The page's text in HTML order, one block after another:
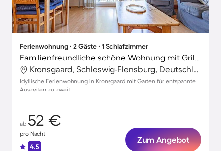
Ferienwohnung ∙ 2 Gäste ∙ 1 Schlafzimmer
Familienfreundliche schöne Wohnung mit Grill, Garten und Terrasse
Kronsgaard, Schleswig-Flensburg, Deutschland
Idyllische Ferienwohnung in Kronsgaard mit Garten für entspannte
Auszeiten zu zweit
ab 52 €
pro Nacht
4.5
Zum Angebot